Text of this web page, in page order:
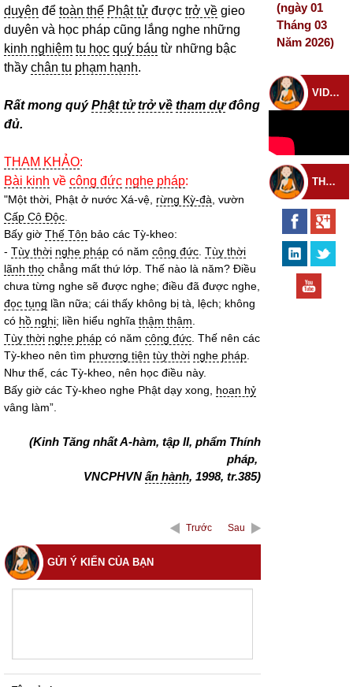
duyên để toàn thể Phật tử được trở về gieo
duyên và học pháp cũng lắng nghe những
kinh nghiệm tu học quý báu từ những bậc
thầy chân tu phạm hạnh.
Rất mong quýPhật tử trở về tham dựđông
đủ.
THAM KHẢO:
Bài kinh về công đức nghe pháp:
"Một thời, Phật ở nước Xá-vệ, rừng Kỳ-đà, vườn
Cấp Cô Độc.
Bấy giờ Thế Tôn bảo các Tỳ-kheo:
- Tùy thời nghe pháp có năm công đức. Tùy thời
lãnh thọ chẳng mất thứ lớp. Thế nào là năm? Điều
chưa từng nghe sẽ được nghe; điều đã được nghe,
đọc tụng lần nữa; cái thấy không bị tà, lệch; không
có hồ nghi; liền hiểu nghĩa thậm thâm.
Tùy thời nghe pháp có năm công đức. Thế nên các
Tỳ-kheo nên tìm phương tiện tùy thời nghe pháp.
Như thế, các Tỳ-kheo, nên học điều này.
Bấy giờ các Tỳ-kheo nghe Phật dạy xong, hoan hỷ
vâng làm”.
(Kinh Tăng nhất A-hàm, tập II, phẩm Thính
pháp,
VNCPHVN ấn hành, 1998, tr.385)
Trước Sau
GỬI Ý KIẾN CỦA BẠN
(ngày 01
Tháng 03
Năm 2026)
VIDEO CHÙA
THEO DÕI THIỀN TỰ